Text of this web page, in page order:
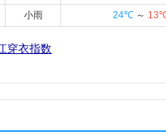
小雨 24℃ ～
穿衣指数